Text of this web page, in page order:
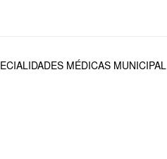
MÉDICAS MUNICIPAL